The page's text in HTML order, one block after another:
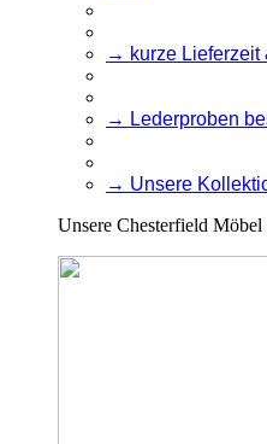
→ kurze Lieferzeit
→ Lederproben
→ Unsere
Unsere Chesterfield Möbel